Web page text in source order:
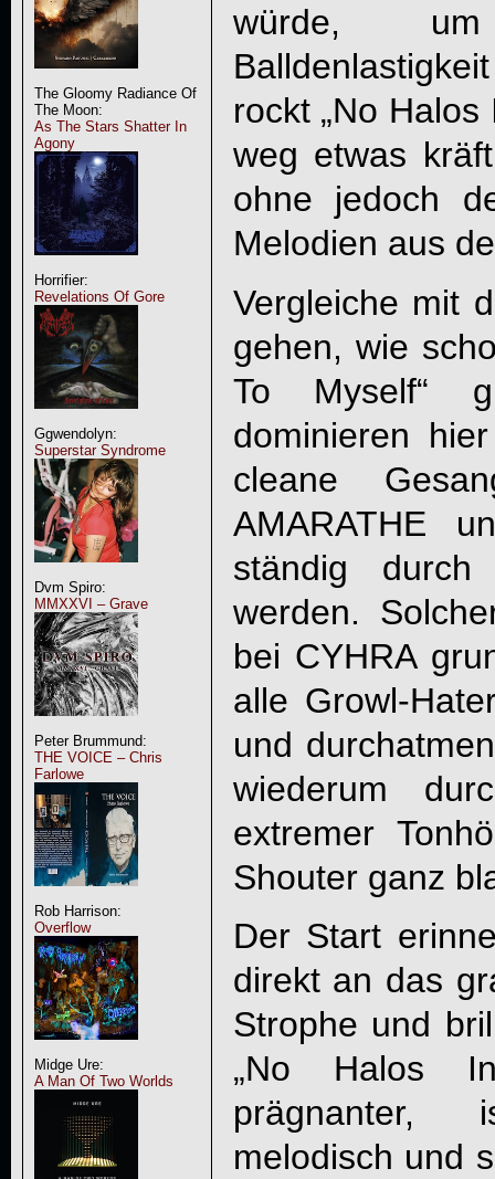
The Gloomy Radiance Of
The Moon:
As The Stars Shatter In
Agony
Horrifier:
Revelations Of Gore
Ggwendolyn:
Superstar Syndrome
Dvm Spiro:
MMXXVI – Grave
Peter Brummund:
THE VOICE – Chris
Farlowe
Rob Harrison:
Overflow
Midge Ure:
A Man Of Two Worlds
würde,
rockt „No Halos
weg etwas
ohne jedoch
Melodien aus
Vergleiche mit
gehen, wie
To Myself“
dominieren
cleane
AMARATHE
ständig durch
werden.
bei CYHRA
alle Growl-
und
wiederum
extremer
Shouter ganz
Der Start
direkt an das
Strophe und
„No Halos
prägnanter,
melodisch und